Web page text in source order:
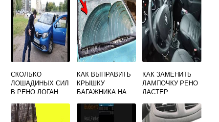
СКОЛЬКО
ЛОШАДИНЫХ СИЛ
В РЕНО ЛОГАН
КАК ВЫПРАВИТЬ
КРЫШКУ
БАГАЖНИКА НА
КАК ЗАМЕНИТЬ
ЛАМПОЧКУ РЕНО
ДАСТЕР